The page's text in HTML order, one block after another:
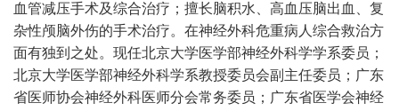
血管减压手术及综合治疗；擅长脑积水、高血压脑出血、复
杂性颅脑外伤的手术治疗。在神经外科危重病人综合救治方
面有独到之处。现任北京大学医学部神经外科学学系委员；
北京大学医学部神经外科学系教授委员会副主任委员；广东
省医师协会神经外科医师分会常务委员；广东省医学会神经